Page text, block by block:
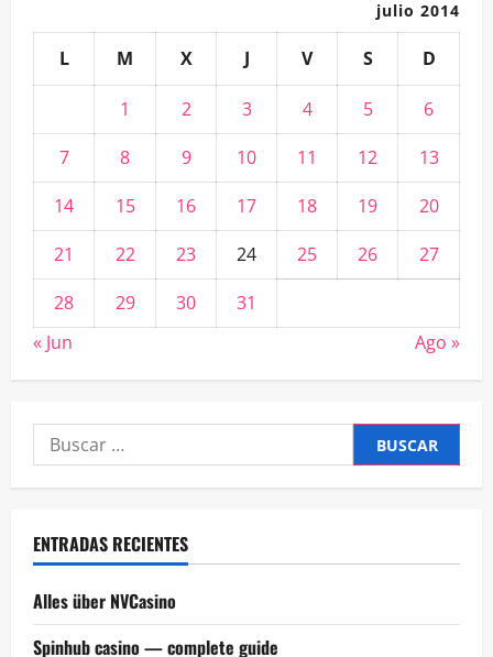
julio 2014
L M X J V S D
1 2 3 4 5
6
7
8 9 10 11 12
13
14
15 16 17 18 19
20
21
22 23 24 25 26
27
28
29 30
31
« Jun
Ago »
Buscar:
ENTRADAS RECIENTES
Alles über NVCasino
Spinhub casino — complete guide